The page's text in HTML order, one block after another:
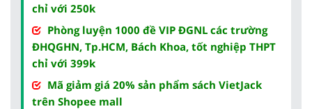
chỉ với 250k
Phòng luyện 1000 đề VIP ĐGNL các trường
ĐHQGHN, Tp.HCM, Bách Khoa, tốt nghiệp THPT
chỉ với 399k
Mã giảm giá 20% sản phẩm sách VietJack
trên Shopee mall